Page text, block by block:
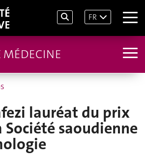
FR
MÉDECINE
lauréat du prix
Société saoudienne